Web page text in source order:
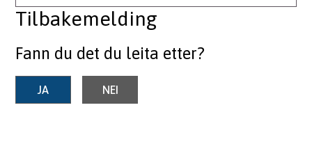
Tilbakemelding
Fann du det du leita etter?
JA NEI